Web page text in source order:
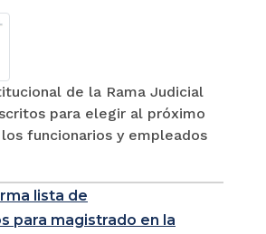
de la Rama Judicial
para elegir al próximo
funcionarios y empleados
lista de
para magistrado en la